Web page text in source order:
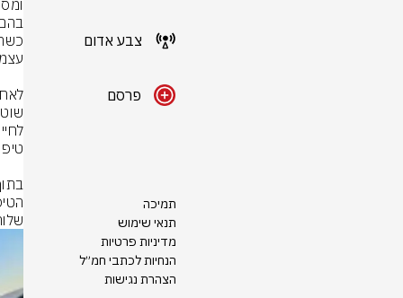
צבע אדום
פרסם
תמיכה
תנאי שימוש
מדיניות פרטיות
הנחיות לכתבי חמ״ל
הצהרת נגישות